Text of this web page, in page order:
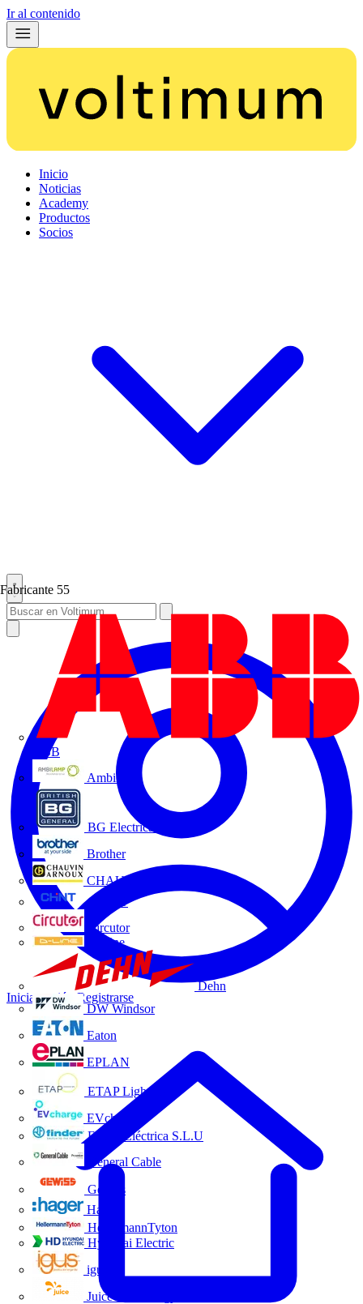
Ir al contenido
Inicio
Noticias
Academy
Productos
Socios
Fabricante 55
ABB
Ambilamp
BG Electrical
Brother
CHAUVIN ARNOUX
CHINT
Circutor
D-Line
Dehn
DW Windsor
Eaton
EPLAN
ETAP Lighting
EVcharge
Finder Eléctrica S.L.U
General Cable
Gewiss
Hager
HellermannTyton
Hyundai Electric
igus
Juice Technology
Iniciar sesión Registrarse